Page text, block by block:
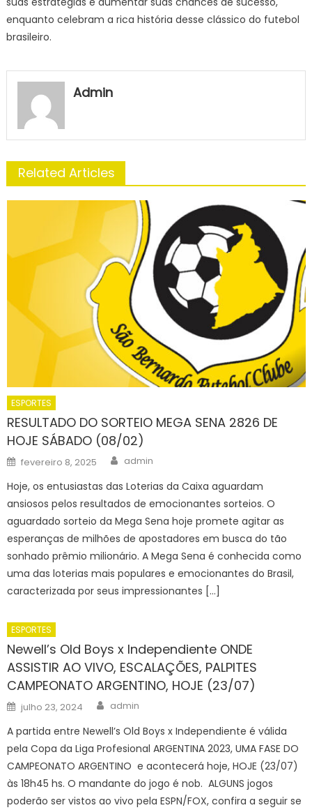
enquanto celebram a rica história desse clássico do futebol
brasileiro.
Admin
Related Articles
ESPORTES
RESULTADO DO SORTEIO MEGA SENA 2826 DE
HOJE SÁBADO (08/02)
Posted
on
fevereiro 8, 2025 Author
admin
Hoje, os entusiastas das Loterias da Caixa aguardam
ansiosos pelos resultados de emocionantes sorteios. O
aguardado sorteio da Mega Sena hoje promete agitar as
esperanças de milhões de apostadores em busca do tão
sonhado prêmio milionário. A Mega Sena é conhecida como
uma das loterias mais populares e emocionantes do Brasil,
caracterizada por seus impressionantes […]
ESPORTES
Newell’s Old Boys x Independiente ONDE
ASSISTIR AO VIVO, ESCALAÇÕES, PALPITES
CAMPEONATO ARGENTINO, HOJE (23/07)
Posted
on
julho 23, 2024 Author
admin
A partida entre Newell’s Old Boys x Independiente é válida
pela Copa da Liga Profesional ARGENTINA 2023, UMA FASE DO
CAMPEONATO ARGENTINO e acontecerá hoje, HOJE (23/07)
às 18h45 hs. O mandante do jogo é nob. ALGUNS jogos
poderão ser vistos ao vivo pela ESPN/FOX, confira a seguir se